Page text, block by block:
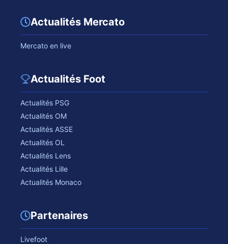
Actualités Mercato
Mercato en live
Actualités Foot
Actualités PSG
Actualités OM
Actualités ASSE
Actualités OL
Actualités Lens
Actualités Lille
Actualités Monaco
Partenaires
Livefoot